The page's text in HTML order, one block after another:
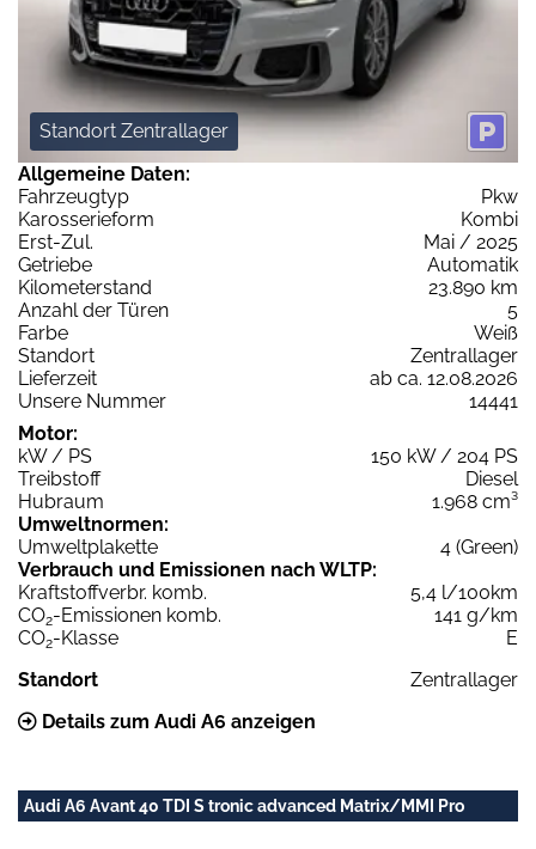
Standort Zentrallager
Allgemeine Daten:
Fahrzeugtyp
Pkw
Karosserieform
Kombi
Erst-Zul.
Mai / 2025
Getriebe
Automatik
Kilometerstand
23.890 km
Anzahl der Türen
5
Farbe
Weiß
Standort
Zentrallager
Lieferzeit
ab ca. 12.08.2026
Unsere Nummer
14441
Motor:
kW / PS
150 kW / 204 PS
Treibstoff
Diesel
Hubraum
1.968 cm³
Umweltnormen:
Umweltplakette
4 (Green)
Verbrauch und Emissionen nach WLTP:
Kraftstoffverbr. komb.
5,4 l/100km
CO2-Emissionen komb.
141 g/km
CO2-Klasse
E
Standort
Zentrallager
Details zum Audi A6 anzeigen
Audi A6 Avant 40 TDI S tronic advanced Matrix/MMI Pro